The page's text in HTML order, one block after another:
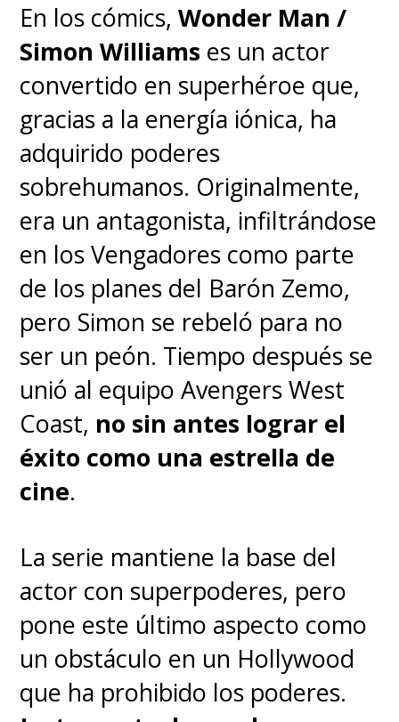
En los cómics, Wonder Man /
Simon Williams es un actor
convertido en superhéroe que,
gracias a la energía iónica, ha
adquirido poderes
sobrehumanos. Originalmente,
era un antagonista, infiltrándose
en los Vengadores como parte
de los planes del Barón Zemo,
pero Simon se rebeló para no
ser un peón. Tiempo después se
unió al equipo Avengers West
Coast, no sin antes lograr el
éxito como una estrella de
cine.
La serie mantiene la base del
actor con superpoderes, pero
pone este último aspecto como
un obstáculo en un Hollywood
que ha prohibido los poderes.